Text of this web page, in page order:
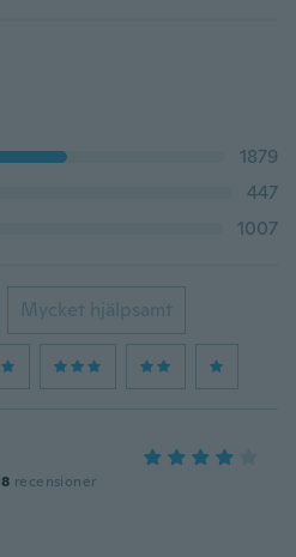
1879
447
1007
Mycket hjälpsamt
8 recensioner